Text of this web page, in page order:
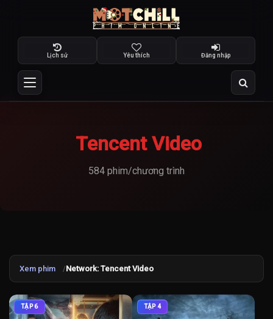
Lịch sử Yêu thích Đăng nhập
Tencent Video
584 phim/chương trình
Xem phim Network: Tencent Video
TẬP 6 TẬP 4